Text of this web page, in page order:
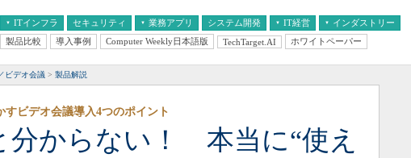
ITインフラ セキュリティ 業務アプリ
タープライズAI
系システム
システム開発 IT経営
経営とIT
インダストリー
医療IT
製品比較 導入事例 Computer Weekly日本語版 TechTarget.AI ホワイトペーパー
ビデオ会議 製品解説
分からない！ 本当に“使え
ビデオ会議導入4つのポイント